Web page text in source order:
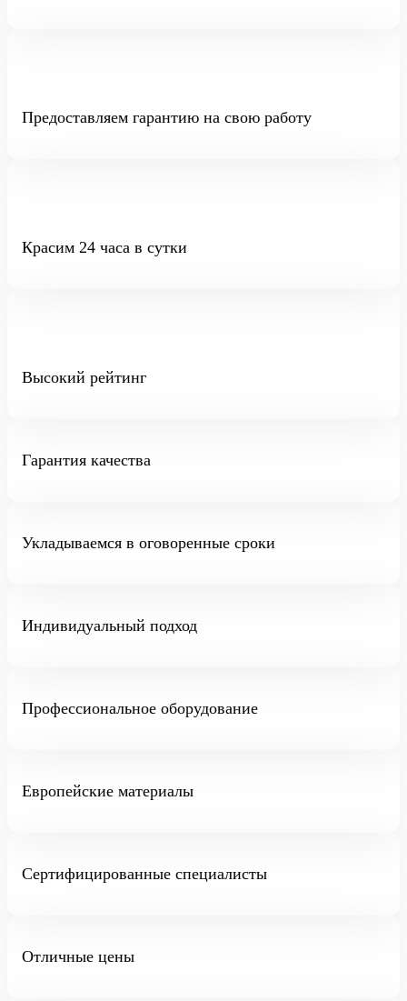
Предоставляем гарантию на свою работу
Красим 24 часа в сутки
Высокий рейтинг
Гарантия качества
Укладываемся в оговоренные сроки
Индивидуальный подход
Профессиональное оборудование
Европейские материалы
Сертифицированные специалисты
Отличные цены